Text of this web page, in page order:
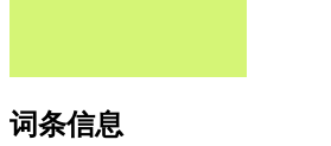
词条信息